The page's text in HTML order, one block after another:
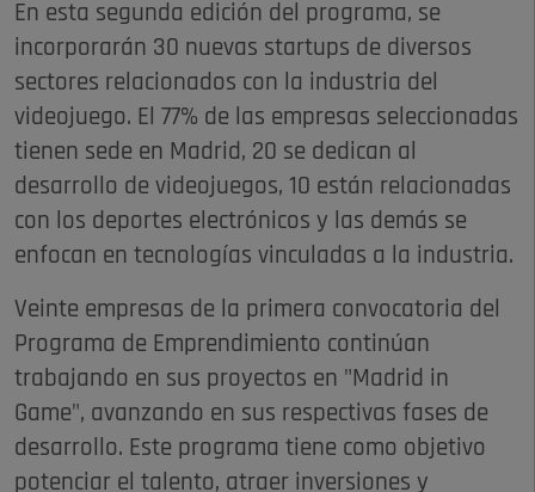
En esta segunda edición del programa, se
incorporarán 30 nuevas startups de diversos
sectores relacionados con la industria del
videojuego. El 77% de las empresas seleccionadas
tienen sede en Madrid, 20 se dedican al
desarrollo de videojuegos, 10 están relacionadas
con los deportes electrónicos y las demás se
enfocan en tecnologías vinculadas a la industria.
Veinte empresas de la primera convocatoria del
Programa de Emprendimiento continúan
trabajando en sus proyectos en "Madrid in
Game", avanzando en sus respectivas fases de
desarrollo. Este programa tiene como objetivo
potenciar el talento, atraer inversiones y